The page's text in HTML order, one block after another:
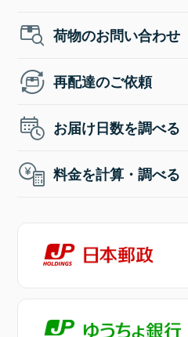
荷物のお問い合わせ
再配達のご依頼
お届け日数を調べる
料金を計算・調べる